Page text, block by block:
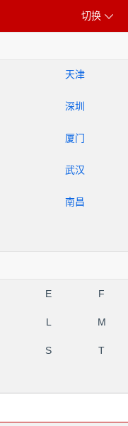
切换
天津
深圳
厦门
武汉
南昌
E F
L M
S T